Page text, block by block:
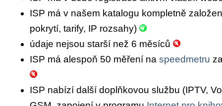
ISP má v našem katalogu kompletně
pokrytí, tarify, IP rozsahy)
údaje nejsou starší než 6 měsíců
ISP má alespoň 50 měření na speedmetru
ISP nabízí další doplňkovou službu (IPTV,